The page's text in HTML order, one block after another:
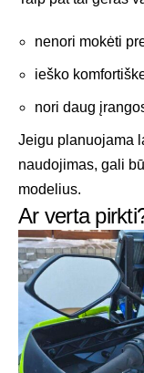
nenori mokėti
ieško
nori daug
Jeigu planuojama
naudojimas, gali
modelius.
Ar verta